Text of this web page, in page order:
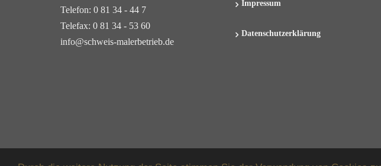
Telefon: 0 81 34 - 44 7
Telefax: 0 81 34 - 53 60
info@schweis-malerbetrieb.de
Impressum
Datenschutzerklärung